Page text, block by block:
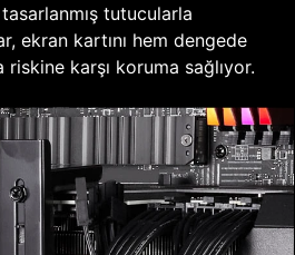
tutucularla
ekran kartını hem dengede
riskine karşı koruma sağlıyor.